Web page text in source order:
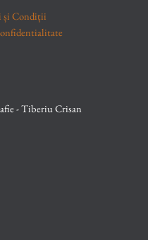
și Condiții
- Tiberiu Crisan